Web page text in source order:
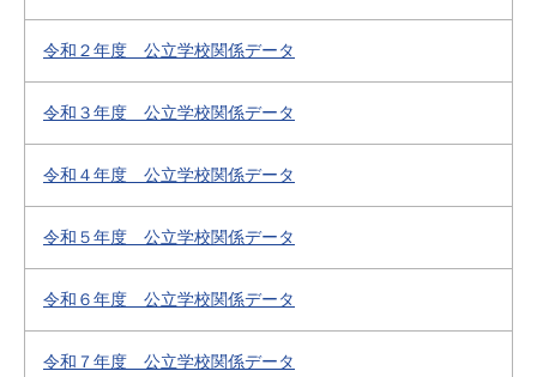
令和２年度 公立学校関係データ
令和３年度 公立学校関係データ
令和４年度 公立学校関係データ
令和５年度 公立学校関係データ
令和６年度 公立学校関係データ
令和７年度 公立学校関係データ